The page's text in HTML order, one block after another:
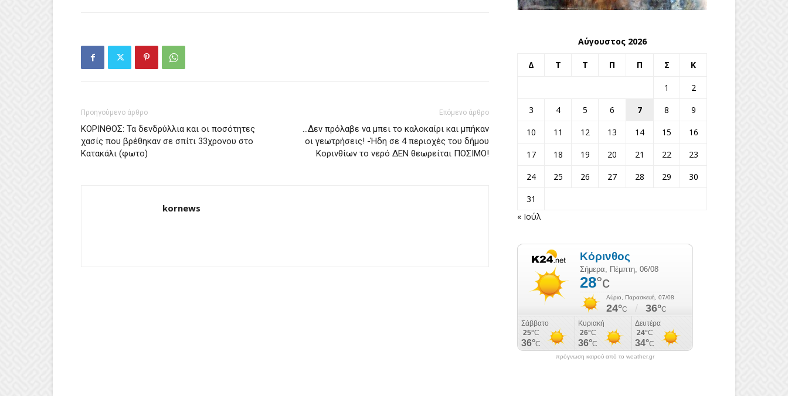
Προηγούμενο άρθρο
ΚΟΡΙΝΘΟΣ: Τα δενδρύλλια και οι ποσότητες
χασίς που βρέθηκαν σε σπίτι 33χρονου στο
Κατακάλι (φωτο)
Επόμενο άρθρο
…Δεν πρόλαβε να μπει το καλοκαίρι και μπήκαν
οι γεωτρήσεις! -Ήδη σε 4 περιοχές του δήμου
Κορινθίων το νερό ΔΕΝ θεωρείται ΠΟΣΙΜΟ!
kornews
Αύγουστος 2026
Δ Τ Τ Π Π Σ Κ
1
2
3
4 5 6 7 8
9
10
11 12 13 14 15
16
17
18 19 20 21 22
23
24
25 26 27 28 29
30
31
« Ιούλ
πρόγνωση καιρού από το weather.gr